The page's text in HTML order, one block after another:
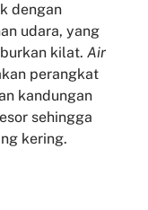
dengan
udara, yang
kilat.Air
perangkat
kandungan
sehingga
kering.